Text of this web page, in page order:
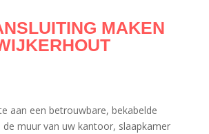
MAKEN
aan een betrouwbare, bekabelde
muur van uw kantoor, slaapkamer